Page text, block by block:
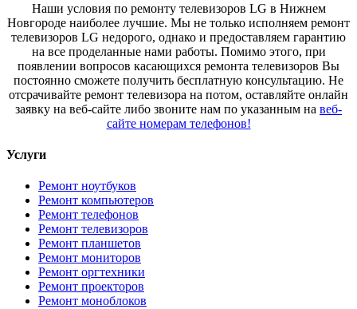
Наши условия по ремонту телевизоров LG в Нижнем
Новгороде наиболее лучшие. Мы не только исполняем ремонт
телевизоров LG недорого, однако и предоставляем гарантию
на все проделанные нами работы. Помимо этого, при
появлении вопросов касающихся ремонта телевизоров Вы
постоянно сможете получить бесплатную консультацию. Не
отсрачивайте ремонт телевизора на потом, оставляйте онлайн
заявку на веб-сайте либо звоните нам по указанным на веб-
сайте номерам телефонов!
Услуги
Ремонт ноутбуков
Ремонт компьютеров
Ремонт телефонов
Ремонт телевизоров
Ремонт планшетов
Ремонт мониторов
Ремонт оргтехники
Ремонт проекторов
Ремонт моноблоков